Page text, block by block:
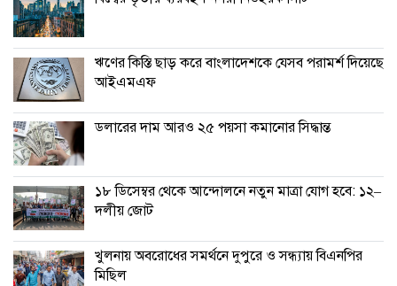
ঋণের কিস্তি ছাড় করে বাংলাদেশকে যেসব পরামর্শ দিয়েছে
আইএমএফ
ডলারের দাম আরও ২৫ পয়সা কমানোর সিদ্ধান্ত
১৮ ডিসেম্বর থেকে আন্দোলনে নতুন মাত্রা যোগ হবে: ১২–
দলীয় জোট
খুলনায় অবরোধের সমর্থনে দুপুরে ও সন্ধ্যায় বিএনপির
মিছিল